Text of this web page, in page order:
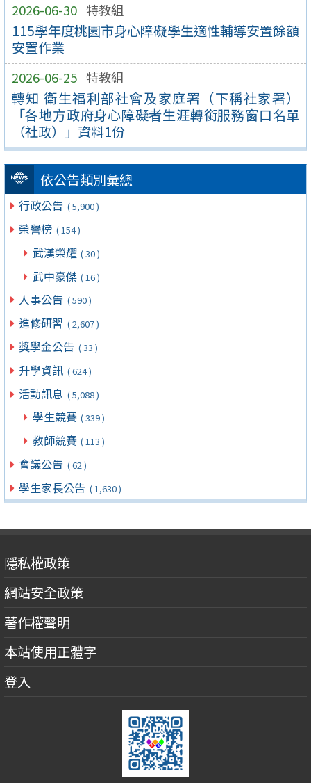
2026-06-30 特教組
115學年度桃園市身心障礙學生適性輔導安置餘額
安置作業
2026-06-25 特教組
轉知 衛生福利部社會及家庭署（下稱社家署）
「各地方政府身心障礙者生涯轉銜服務窗口名單
（社政）」資料1份
依公告類別彙總
行政公告 ( 5,900 )
榮譽榜 ( 154 )
武漢榮耀 ( 30 )
武中豪傑 ( 16 )
人事公告 ( 590 )
進修研習 ( 2,607 )
獎學金公告 ( 33 )
升學資訊 ( 624 )
活動訊息 ( 5,088 )
學生競賽 ( 339 )
教師競賽 ( 113 )
會議公告 ( 62 )
學生家長公告 ( 1,630 )
隱私權政策
網站安全政策
著作權聲明
本站使用正體字
登入